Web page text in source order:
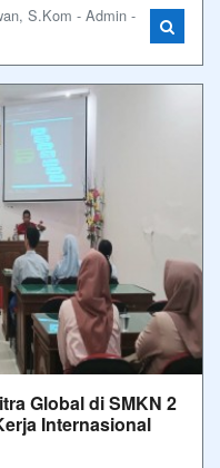
S.Kom - Admin -
Global di SMKN 2
Internasional